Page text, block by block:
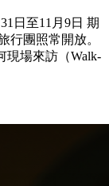
日至11月9日 期
行團照常開放。
現場來訪（Walk-